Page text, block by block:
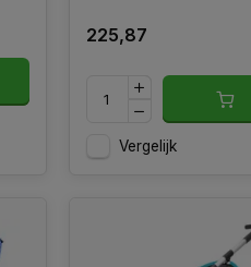
225,87
Vergelijk